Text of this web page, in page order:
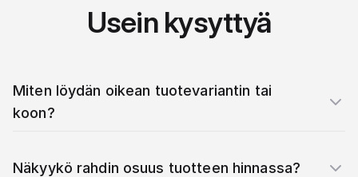
Usein kysyttyä
Miten löydän oikean tuotevariantin tai
koon?
Näkyykö rahdin osuus tuotteen hinnassa?